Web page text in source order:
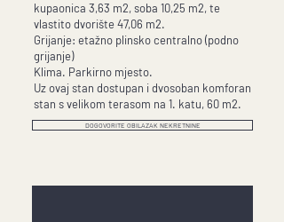
kupaonica 3,63 m2, soba 10,25 m2, te
vlastito dvorište 47,06 m2.
Grijanje: etažno plinsko centralno (podno
grijanje)
Klima. Parkirno mjesto.
Uz ovaj stan dostupan i dvosoban komforan
stan s velikom terasom na 1. katu, 60 m2.
DOGOVORITE OBILAZAK NEKRETNINE